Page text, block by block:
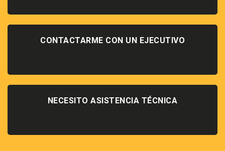
CONTACTARME CON UN EJECUTIVO
NECESITO ASISTENCIA TÉCNICA